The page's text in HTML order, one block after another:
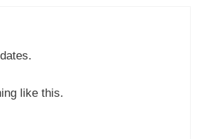
like this.